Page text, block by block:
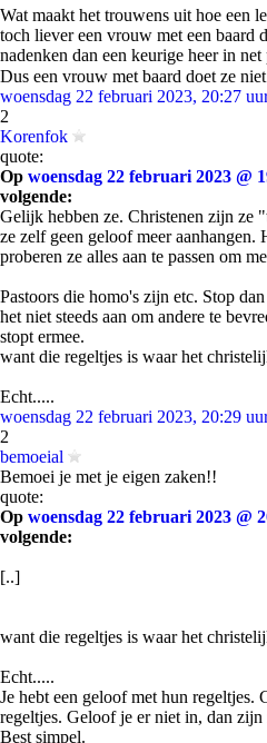
Wat maakt het trouwens uit hoe een
toch liever een vrouw met een baard
nadenken dan een keurige heer in
Dus een vrouw met baard doet ze
woensdag 22 februari 2023, 20:27
2
Korenfok
quote:
Op woensdag 22 februari 2023 @
volgende:
Gelijk hebben ze. Christenen zijn ze
ze zelf geen geloof meer aanhangen.
proberen ze alles aan te passen om
Pastoors die homo's zijn etc. Stop
het niet steeds aan om andere te
stopt ermee.
want die regeltjes is waar het
Echt.....
woensdag 22 februari 2023, 20:29
2
bemoeial
Bemoei je met je eigen zaken!!
quote:
Op woensdag 22 februari 2023 @
volgende:
[..]
want die regeltjes is waar het
Echt.....
Je hebt een geloof met hun regeltjes.
regeltjes. Geloof je er niet in, dan
Best simpel.